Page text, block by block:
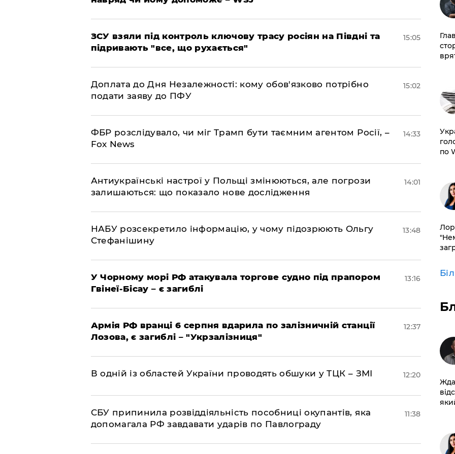
ЗСУ взяли під контроль ключову трасу росіян на Півдні та
підривають "все, що рухається"
15:05
Доплата до Дня Незалежності: кому обов'язково потрібно
подати заяву до ПФУ
15:02
ФБР розслідувало, чи міг Трамп бути таємним агентом Росії, –
Fox News
14:33
Антиукраїнські настрої у Польщі змінюються, але погрози
залишаються: що показало нове дослідження
14:01
НАБУ розсекретило інформацію, у чому підозрюють Ольгу
Стефанішину
13:48
У Чорному морі РФ атакувала торгове судно під прапором
Гвінеї-Бісау – є загиблі
13:16
Армія РФ вранці 6 серпня вдарила по залізничній станції
Лозова, є загиблі – "Укрзалізниця"
12:37
В одній із областей України проводять обшуки у ТЦК – ЗМІ 12:20
СБУ припинила розвіддіяльність пособниці окупантів, яка
допомагала РФ завдавати ударів по Павлограду
11:38
по